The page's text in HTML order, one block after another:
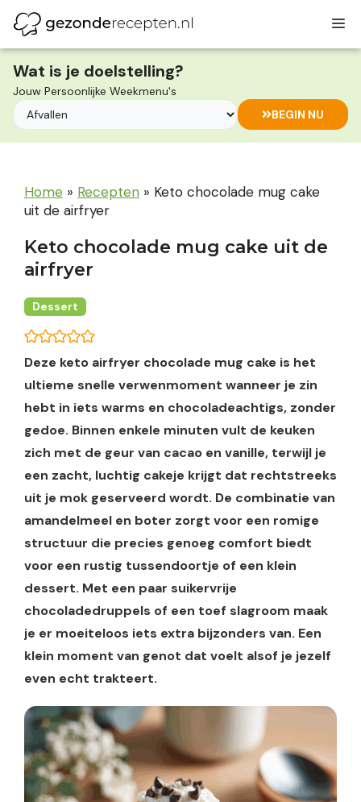
naar
de
inhoud
Wat is je doelstelling?
Jouw Persoonlijke Weekmenu's
BEGIN NU
Home » Recepten » Keto chocolade mug cake
uit de airfryer
Keto chocolade mug cake uit de
airfryer
Dessert
Deze keto airfryer chocolade mug cake is het
ultieme snelle verwenmoment wanneer je zin
hebt in iets warms en chocoladeachtigs, zonder
gedoe. Binnen enkele minuten vult de keuken
zich met de geur van cacao en vanille, terwijl je
een zacht, luchtig cakeje krijgt dat rechtstreeks
uit je mok geserveerd wordt. De combinatie van
amandelmeel en boter zorgt voor een romige
structuur die precies genoeg comfort biedt
voor een rustig tussendoortje of een klein
dessert. Met een paar suikervrije
chocoladedruppels of een toef slagroom maak
je er moeiteloos iets extra bijzonders van. Een
klein moment van genot dat voelt alsof je jezelf
even echt trakteert.